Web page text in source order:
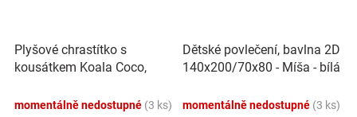
Plyšové chrastítko s
kousátkem Koala Coco,
momentálně nedostupné (3 ks)
Dětské povlečení, bavlna 2D
140x200/70x80 - Míša - bílá
momentálně nedostupné (3 ks)